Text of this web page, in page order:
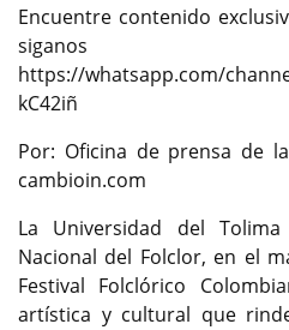
Encuentre contenido
https://whatsapp.com/
kC42iñ
Por: Oficina de prensa de
cambioin.com
La Universidad del
Nacional del Folclor, en el
Festival Folclórico
artística y cultural que